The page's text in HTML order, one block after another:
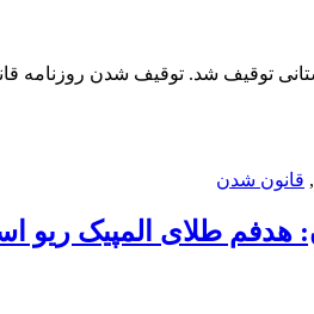
توقیف شد. توقیف شدن روزنامه
, قانون شدن